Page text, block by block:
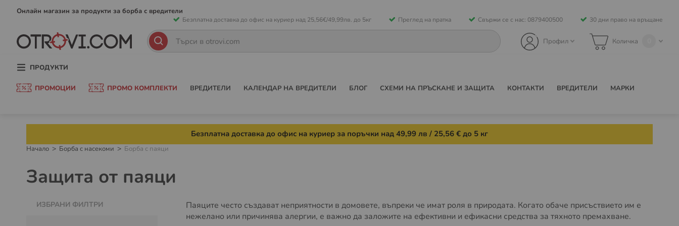
Онлайн магазин за продукти за борба с вредители
Безплатна доставка до офис на куриер над 25,56€/49,99лв. до 5кг Преглед на пратка Свържи се с нас: 0879400500 30 дни право на връщане
към
съдържанието
Количка
Профил
ТърсенеТърсене
ПРОДУКТИ
ПРОМОЦИИ ПРОМО КОМПЛЕКТИ ВРЕДИТЕЛИ КАЛЕНДАР НА ВРЕДИТЕЛИ БЛОГ СХЕМИ НА ПРЪСКАНЕ И ЗАЩИТА КОНТАКТИ ВРЕДИТЕЛИ МАРКИ
Безплатна доставка до офис на куриер за поръчки над 49,99 лв / 25,56 € до 5 кг
Начало Борба с насекоми Борба с паяци
Защита от паяци
Паяците често създават неприятности в домовете, въпреки че имат роля в природата. Когато обаче присъствието им е
нежелано или причинява алергии, е важно да заложите на ефективни и ефикасни средства за тяхното премахване.
ИЗБРАНИ ФИЛТРИ